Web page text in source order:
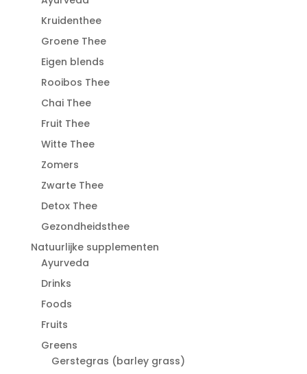
Kruidenthee
Groene Thee
Eigen blends
Rooibos Thee
Chai Thee
Fruit Thee
Witte Thee
Zomers
Zwarte Thee
Detox Thee
Gezondheidsthee
Natuurlijke supplementen
Ayurveda
Drinks
Foods
Fruits
Greens
Gerstegras (barley grass)